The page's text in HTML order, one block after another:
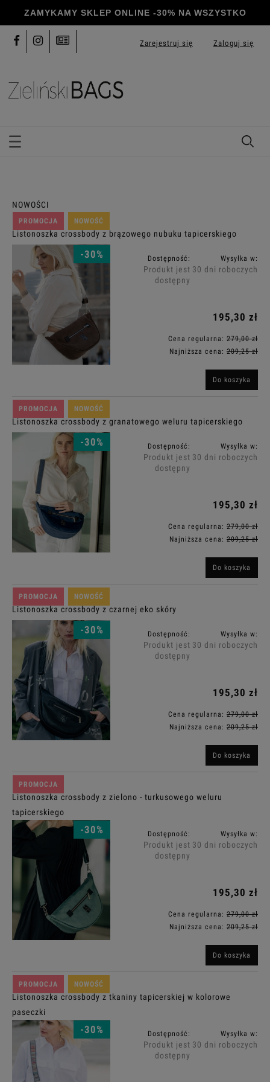
Zarejestruj się Zaloguj się
NOWOŚCI
Listonoszka crossbody z brązowego nubuku tapicerskiego
-30% Dostępność:
Produkt jest
dostępny
Wysyłka w:
30 dni roboczych
195,30 zł
Cena regularna: 279,00 zł
Najniższa cena: 209,25 zł
Do koszyka
PROMOCJA NOWOŚĆ
Listonoszka crossbody z granatowego weluru tapicerskiego
-30% Dostępność:
Produkt jest
dostępny
Wysyłka w:
30 dni roboczych
195,30 zł
Cena regularna: 279,00 zł
Najniższa cena: 209,25 zł
Do koszyka
PROMOCJA NOWOŚĆ
Listonoszka crossbody z czarnej eko skóry
-30% Dostępność:
Produkt jest
dostępny
Wysyłka w:
30 dni roboczych
195,30 zł
Cena regularna: 279,00 zł
Najniższa cena: 209,25 zł
Do koszyka
PROMOCJA NOWOŚĆ
Listonoszka crossbody z zielono - turkusowego weluru
tapicerskiego
-30% Dostępność:
Produkt jest
dostępny
Wysyłka w:
30 dni roboczych
195,30 zł
Cena regularna: 279,00 zł
Najniższa cena: 209,25 zł
Do koszyka
PROMOCJA
Listonoszka crossbody z tkaniny tapicerskiej w kolorowe
paseczki
-30% Dostępność:
Produkt jest
dostępny
Wysyłka w:
30 dni roboczych
PROMOCJA NOWOŚĆ